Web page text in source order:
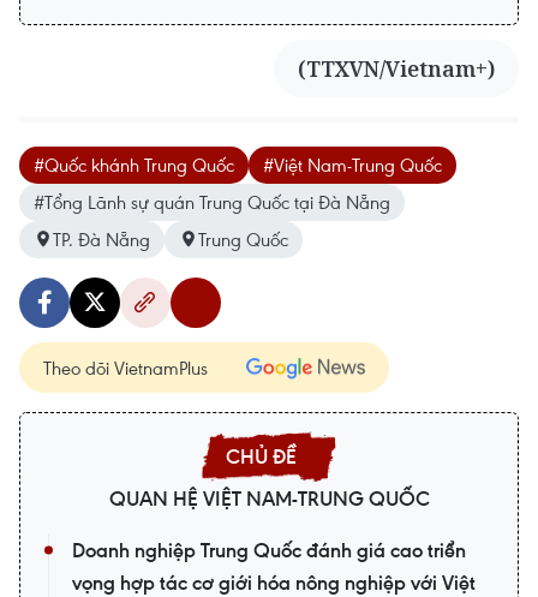
(TTXVN/Vietnam+)
#Quốc khánh Trung Quốc
#Việt Nam-Trung Quốc
#Tổng Lãnh sự quán Trung Quốc tại Đà Nẵng
TP. Đà Nẵng
Trung Quốc
Theo dõi VietnamPlus
QUAN HỆ VIỆT NAM-TRUNG QUỐC
Doanh nghiệp Trung Quốc đánh giá cao triển
vọng hợp tác cơ giới hóa nông nghiệp với Việt